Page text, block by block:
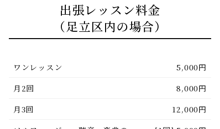
出張レッスン料金
（足立区内の場合）
ワンレッスン
5,000円
月2回
8,000円
月3回
12,000円